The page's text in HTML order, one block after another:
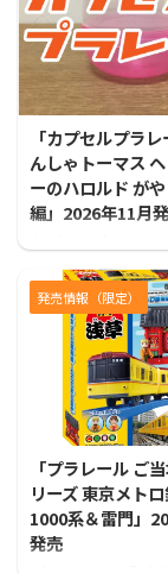
「カプセルプラ
んしゃトーマス
ーのハロルド が
編」2026年11月
プセルプラレール
トーマス ヘリコプ
ルド がやってきた編
となります！
発売情報（限定）
「プラレール ご
リーズ 東京メト
1000系＆雷門」
発売